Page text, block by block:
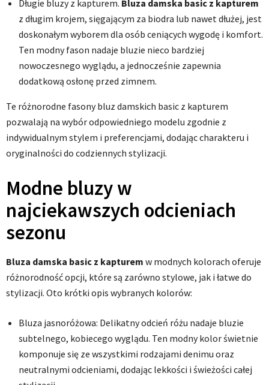
Długie bluzy z kapturem. Bluza damska basic z kapturem
z długim krojem, sięgającym za biodra lub nawet dłużej, jest
doskonałym wyborem dla osób ceniących wygodę i komfort.
Ten modny fason nadaje bluzie nieco bardziej
nowoczesnego wyglądu, a jednocześnie zapewnia
dodatkową osłonę przed zimnem.
Te różnorodne fasony bluz damskich basic z kapturem
pozwalają na wybór odpowiedniego modelu zgodnie z
indywidualnym stylem i preferencjami, dodając charakteru i
oryginalności do codziennych stylizacji.
Modne bluzy w
najciekawszych odcieniach
sezonu
Bluza damska basic z kapturem w modnych kolorach oferuje
różnorodność opcji, które są zarówno stylowe, jak i łatwe do
stylizacji. Oto krótki opis wybranych kolorów:
Bluza jasnoróżowa: Delikatny odcień różu nadaje bluzie
subtelnego, kobiecego wyglądu. Ten modny kolor świetnie
komponuje się ze wszystkimi rodzajami denimu oraz
neutralnymi odcieniami, dodając lekkości i świeżości całej